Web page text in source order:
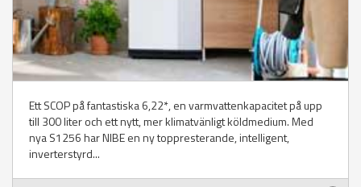
Ett SCOP på fantastiska 6,22*, en varmvattenkapacitet på upp
till 300 liter och ett nytt, mer klimatvänligt köldmedium. Med
nya S1256 har NIBE en ny toppresterande, intelligent,
inverterstyrd...